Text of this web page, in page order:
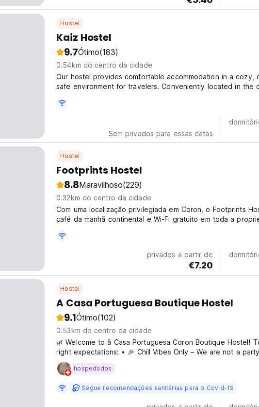
Hostel
Kaiz Hostel
9.7Ótimo(183)
0.54km do centro da cidade
Our hostel provides comfortable accommodation in a cozy,
safe environment for travelers. Conveniently located in the
area on foot. Banks, ATMs, restaurants, and popular...
Sem privados para essas datas
Hostel
Footprints Hostel
8.8Maravilhoso(229)
0.32km do centro da cidade
Com uma localização privilegiada em Coron, o Footprints
café da manhã continental e Wi-Fi gratuito em toda a
privados a partir de
€7.20
Hostel
A Casa Portuguesa Boutique Hostel
9.1Ótimo(102)
0.53km do centro da cidade
🌿 Welcome to ã Casa Portuguesa Coron Boutique Hostel!
right expectations: • 🎉 Chill Vibes Only – We are not a
garden patio is designed for relaxing, reading, and
fellow travelers. Perfect for those who enjoy delicious...
hospedados
Segue recomendações sanitárias para o Covid-19